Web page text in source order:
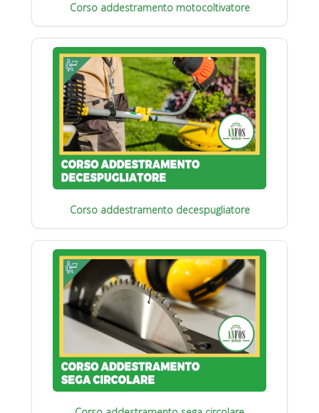
Corso addestramento motocoltivatore
Corso addestramento decespugliatore